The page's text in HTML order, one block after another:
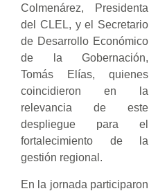
Colmenárez, Presidenta
del CLEL, y el Secretario
de Desarrollo Económico
de la Gobernación,
Tomás Elías, quienes
coincidieron en la
relevancia de este
despliegue para el
fortalecimiento de la
gestión regional.
En la jornada participaron